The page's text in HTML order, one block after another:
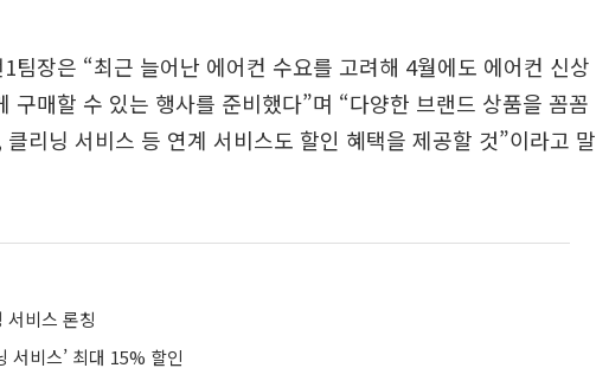
팀장은 “최근 늘어난 에어컨 수요를 고려해 4월에도 에어컨 신상
구매할 수 있는 행사를 준비했다”며 “다양한 브랜드 상품을 꼼꼼
리닝 서비스 등 연계 서비스도 할인 혜택을 제공할 것”이라고 말
서비스 론칭
서비스’ 최대 15% 할인